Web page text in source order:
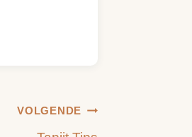
VOLGENDE